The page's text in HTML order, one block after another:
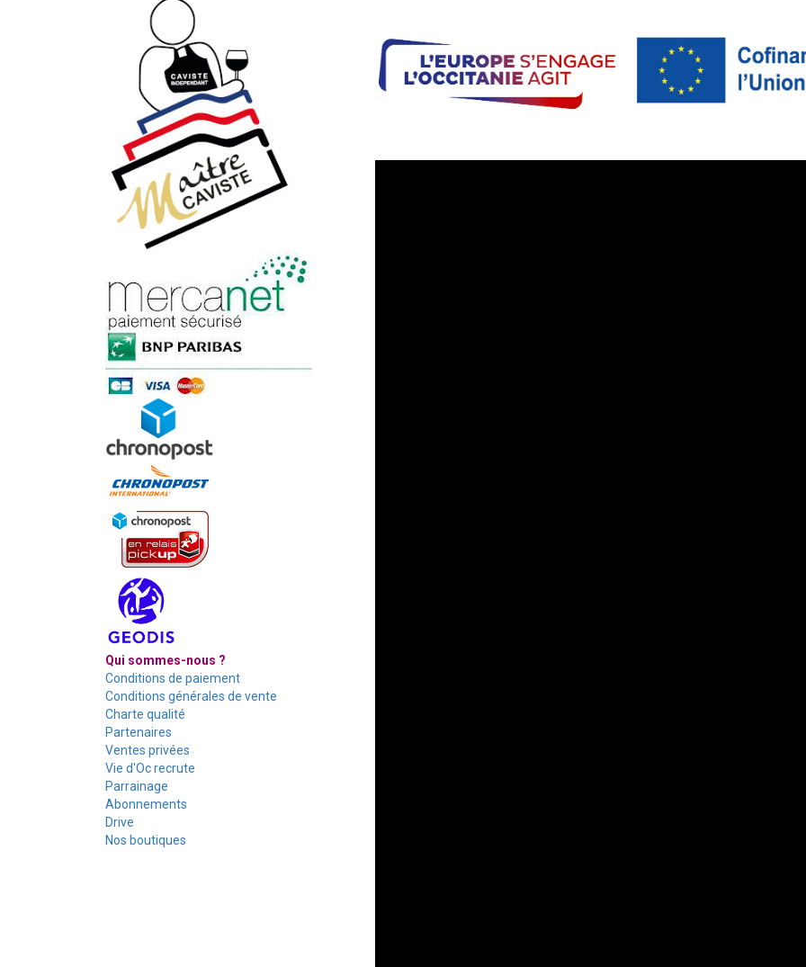
Qui sommes-nous ?
Conditions de paiement
Conditions générales de vente
Charte qualité
Partenaires
Ventes privées
Vie d'Oc recrute
Parrainage
Abonnements
Drive
Nos boutiques